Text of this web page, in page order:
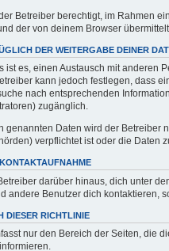
Betreiber berechtigt, im Rahmen
der von deinem Browser
DER WEITERGABE DEINER
ist es, einen Austausch mit anderen
kann jedoch festlegen, dass
nach entsprechenden
zugänglich.
genannten Daten wird der Betreiber
verpflichtet ist oder die Daten
darüber hinaus, dich unter
andere Benutzer dich kontaktieren,
DIESER RICHTLINIE
nur den Bereich der Seiten, die